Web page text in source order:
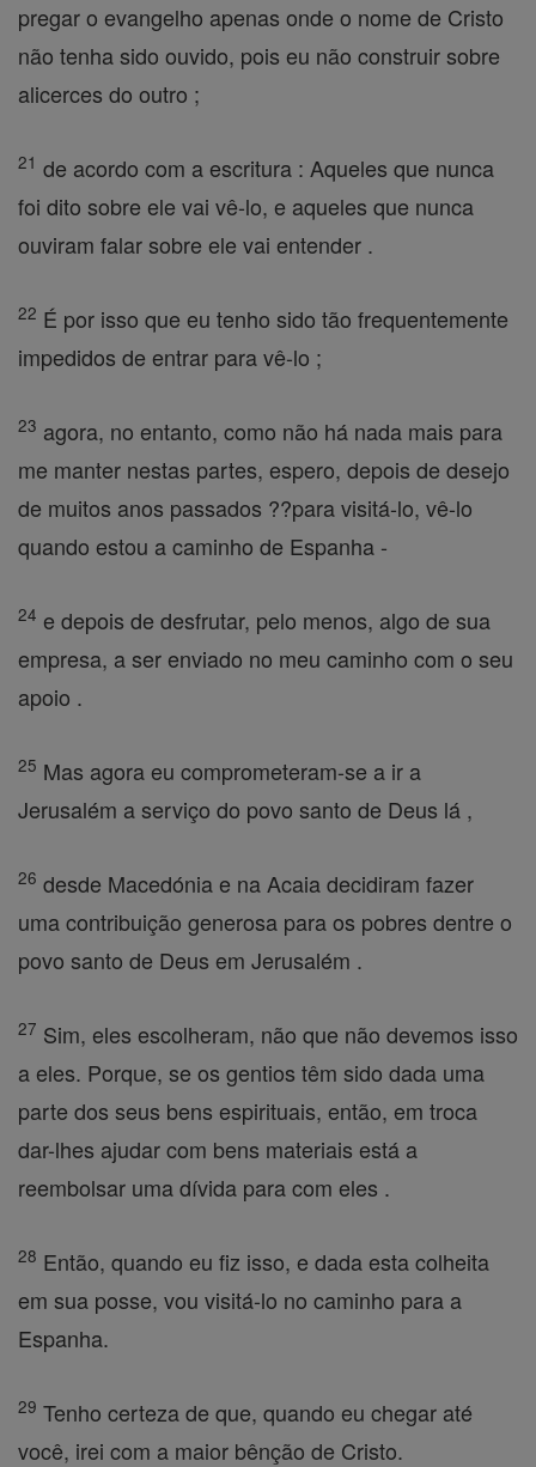
pregar o evangelho apenas onde o nome de Cristo
não tenha sido ouvido, pois eu não construir sobre
alicerces do outro ;
21 de acordo com a escritura : Aqueles que nunca
foi dito sobre ele vai vê-lo, e aqueles que nunca
ouviram falar sobre ele vai entender .
22 É por isso que eu tenho sido tão frequentemente
impedidos de entrar para vê-lo ;
23 agora, no entanto, como não há nada mais para
me manter nestas partes, espero, depois de desejo
de muitos anos passados ??para visitá-lo, vê-lo
quando estou a caminho de Espanha -
24 e depois de desfrutar, pelo menos, algo de sua
empresa, a ser enviado no meu caminho com o seu
apoio .
25 Mas agora eu comprometeram-se a ir a
Jerusalém a serviço do povo santo de Deus lá ,
26 desde Macedónia e na Acaia decidiram fazer
uma contribuição generosa para os pobres dentre o
povo santo de Deus em Jerusalém .
27 Sim, eles escolheram, não que não devemos isso
a eles. Porque, se os gentios têm sido dada uma
parte dos seus bens espirituais, então, em troca
dar-lhes ajudar com bens materiais está a
reembolsar uma dívida para com eles .
28 Então, quando eu fiz isso, e dada esta colheita
em sua posse, vou visitá-lo no caminho para a
Espanha.
29 Tenho certeza de que, quando eu chegar até
você, irei com a maior bênção de Cristo.